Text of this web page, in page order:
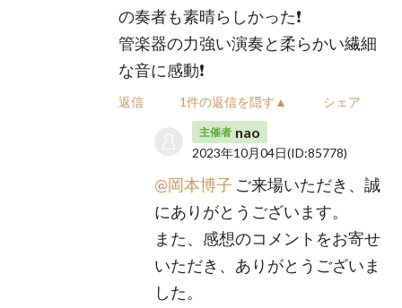
の奏者も素晴らしかった❗
管楽器の力強い演奏と柔らかい繊細
な音に感動❗
返信 1件の返信を隠す▲ シェア
主催者 nao
2023年10月04日(ID:85778)
@岡本博子 ご来場いただき、誠
にありがとうございます。
また、感想のコメントをお寄せ
いただき、ありがとうございま
した。